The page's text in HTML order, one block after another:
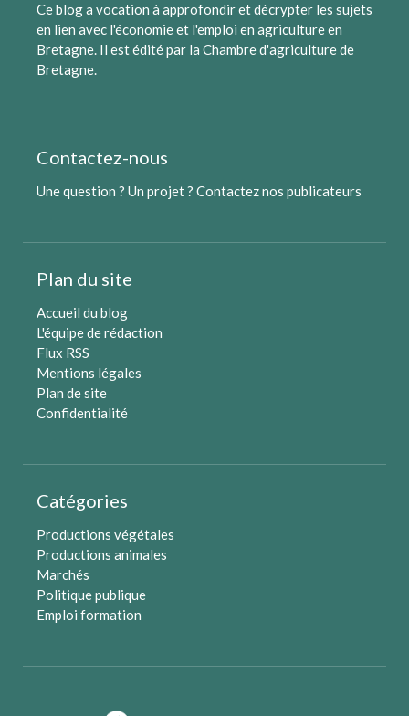
Ce blog a vocation à approfondir et décrypter les sujets
en lien avec l'économie et l'emploi en agriculture en
Bretagne. Il est édité par la Chambre d'agriculture de
Bretagne.
Contactez-nous
Une question ? Un projet ? Contactez nos publicateurs
Plan du site
Accueil du blog
L'équipe de rédaction
Flux RSS
Mentions légales
Plan de site
Confidentialité
Catégories
Productions végétales
Productions animales
Marchés
Politique publique
Emploi formation